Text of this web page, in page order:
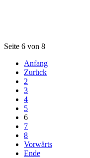
Seite 6 von 8
Anfang
Zurück
2
3
4
5
6
7
8
Vorwärts
Ende